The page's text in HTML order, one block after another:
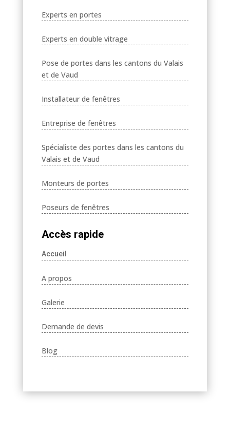
Experts en portes
Experts en double vitrage
Pose de portes dans les cantons du Valais
et de Vaud
Installateur de fenêtres
Entreprise de fenêtres
Spécialiste des portes dans les cantons du
Valais et de Vaud
Monteurs de portes
Poseurs de fenêtres
Accès rapide
Accueil
A propos
Galerie
Demande de devis
Blog